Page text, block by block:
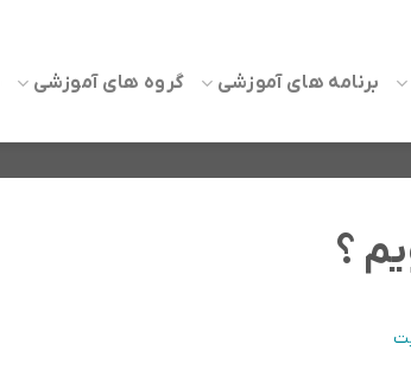
برنامه های آموزشی گروه های آموزشی
؟